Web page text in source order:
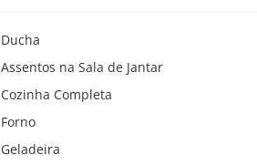
Ducha
Assentos na Sala de Jantar
Cozinha Completa
Forno
Geladeira